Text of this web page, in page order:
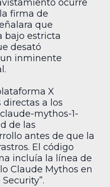
ocurre
firma de
que
bajo estricta
desató
inminente
X
a los
mythos-1-
de las
antes de que la
El código
incluía la línea de
Claude Mythos en